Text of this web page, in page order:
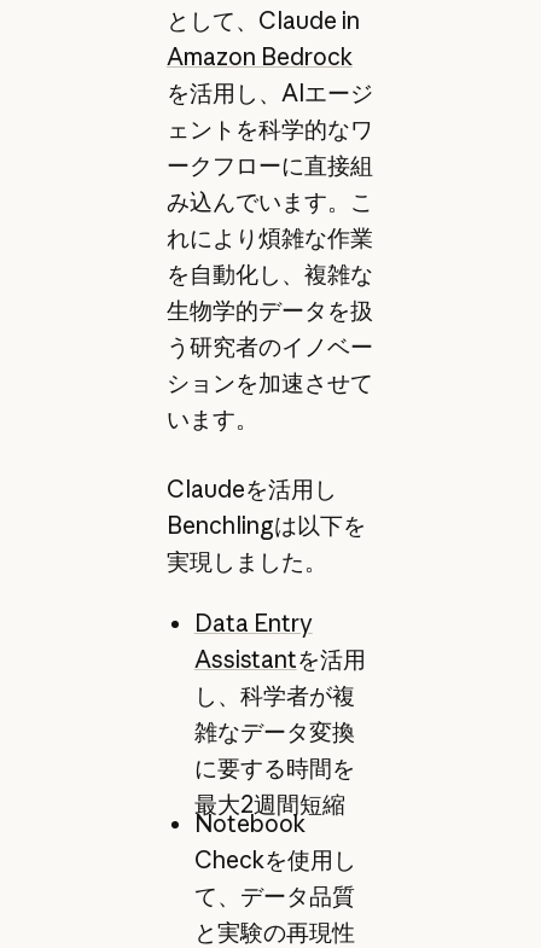
として、Claude in
Amazon Bedrock
を活用し、AIエージ
ェントを科学的なワ
ークフローに直接組
み込んでいます。こ
れにより煩雑な作業
を自動化し、複雑な
生物学的データを扱
う研究者のイノベー
ションを加速させて
います。
Claudeを活用し
Benchlingは以下を
実現しました。
Data Entry
Assistantを活用
し、科学者が複
雑なデータ変換
に要する時間を
最大2週間短縮
Notebook
Checkを使用し
て、データ品質
と実験の再現性